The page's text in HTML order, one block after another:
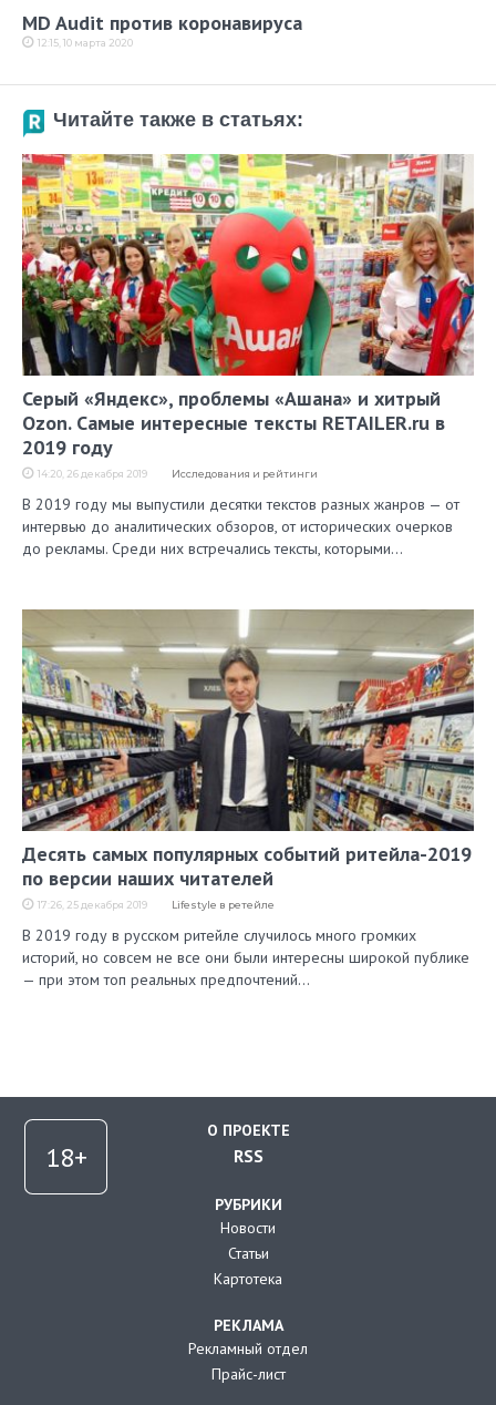
MD Audit против коронавируса
12:15, 10 марта 2020
Читайте также в статьях:
Серый «Яндекс», проблемы «Ашана» и хитрый
Ozon. Самые интересные тексты RETAILER.ru в
2019 году
14:20, 26 декабря 2019 Исследования и рейтинги
В 2019 году мы выпустили десятки текстов разных жанров — от
интервью до аналитических обзоров, от исторических очерков
до рекламы. Среди них встречались тексты, которыми…
Десять самых популярных событий ритейла-2019
по версии наших читателей
17:26, 25 декабря 2019 Lifestyle в ретейле
В 2019 году в русском ритейле случилось много громких
историй, но совсем не все они были интересны широкой публике
— при этом топ реальных предпочтений…
О ПРОЕКТЕ
RSS
РУБРИКИ
Новости
Статьи
Картотека
РЕКЛАМА
Рекламный отдел
Прайс-лист